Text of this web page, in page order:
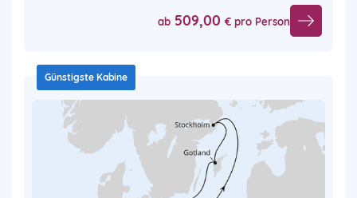
ab 509,00 € pro Person
Günstigste Kabine